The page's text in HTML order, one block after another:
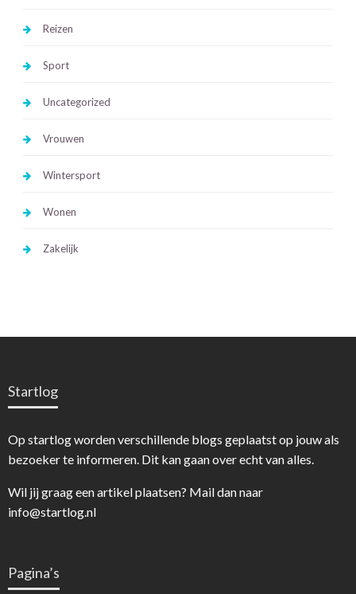
Reizen
Sport
Uncategorized
Vrouwen
Wintersport
Wonen
Zakelijk
Startlog
Op startlog worden verschillende blogs geplaatst op jouw als
bezoeker te informeren. Dit kan gaan over echt van alles.
Wil jij graag een artikel plaatsen? Mail dan naar
info@startlog.nl
Pagina’s